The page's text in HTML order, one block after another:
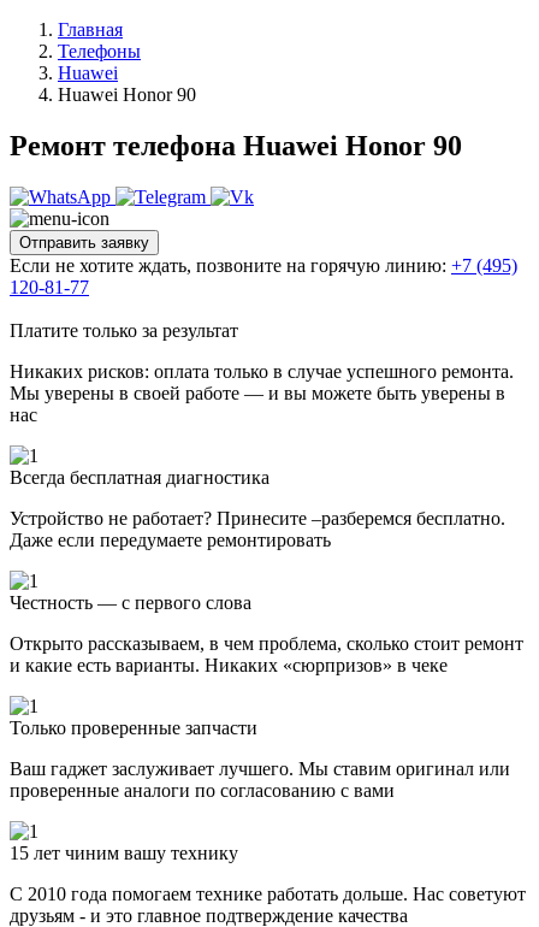
Главная
Телефоны
Huawei
Huawei Honor 90
Ремонт телефона Huawei Honor 90
Отправить заявку
Если не хотите ждать, позвоните на горячую линию: +7 (495)
120-81-77
Платите только за результат
Никаких рисков: оплата только в случае успешного ремонта.
Мы уверены в своей работе — и вы можете быть уверены в
нас
Всегда бесплатная диагностика
Устройство не работает? Принесите –разберемся бесплатно.
Даже если передумаете ремонтировать
Честность — с первого слова
Открыто рассказываем, в чем проблема, сколько стоит ремонт
и какие есть варианты. Никаких «сюрпризов» в чеке
Только проверенные запчасти
Ваш гаджет заслуживает лучшего. Мы ставим оригинал или
проверенные аналоги по согласованию с вами
15 лет чиним вашу технику
С 2010 года помогаем технике работать дольше. Нас советуют
друзьям - и это главное подтверждение качества